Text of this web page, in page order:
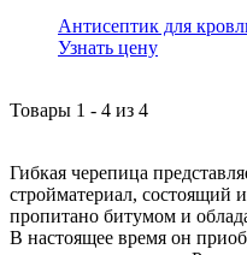
Антисептик для
Узнать цену
Товары 1 - 4 из 4
Гибкая черепица
стройматериал, состоящий
пропитано битумом и
В настоящее время он